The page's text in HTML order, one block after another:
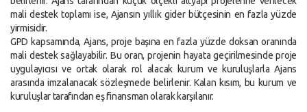
mali destek toplamı ise, Ajansın yıllık gider bütçesinin en fazla yüzde
yirmisidir.
GPD kapsamında, Ajans, proje başına en fazla yüzde doksan oranında
mali destek sağlayabilir. Bu oran, projenin hayata geçirilmesinde proje
uygulayıcısı ve ortak olarak rol alacak kurum ve kuruluşlarla Ajans
arasında imzalanacak sözleşmede belirlenir. Kalan kısım, bu kurum ve
kuruluşlar tarafından eş finansman olarak karşılanır.